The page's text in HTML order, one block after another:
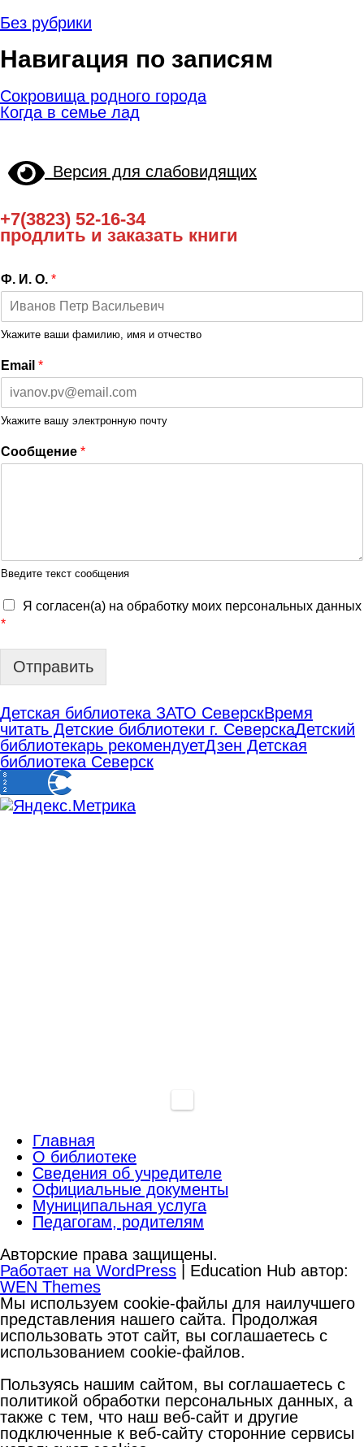
Без рубрики
Навигация по записям
Сокровища родного города
Когда в семье лад
Версия для слабовидящих
+7(3823) 52-16-34
продлить и заказать книги
Ф. И. О. *
Укажите ваши фамилию, имя и отчество
Email *
Укажите вашу электронную почту
Сообщение *
Введите текст сообщения
Я согласен(а) на обработку моих персональных данных
*
Отправить
Детская библиотека ЗАТО СеверскВремя
читать Детские библиотеки г. СеверскаДетский
библиотекарь рекомендуетДзен Детская
библиотека Северск
Главная
О библиотеке
Сведения об учредителе
Официальные документы
Муниципальная услуга
Педагогам, родителям
Авторские права защищены.
Работает на WordPress | Education Hub автор:
WEN Themes
Мы используем cookie-файлы для наилучшего
представления нашего сайта. Продолжая
использовать этот сайт, вы соглашаетесь с
использованием cookie-файлов.
Пользуясь нашим сайтом, вы соглашаетесь с
политикой обработки персональных данных, а
также с тем, что наш веб-сайт и другие
подключенные к веб-сайту сторонние сервисы